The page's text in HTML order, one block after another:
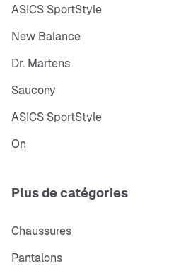
ASICS SportStyle
New Balance
Dr. Martens
Saucony
ASICS SportStyle
On
Plus de catégories
Chaussures
Pantalons